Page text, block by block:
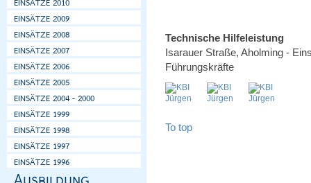
Technische Hilfeleistung
Isarauer Straße, Aholming -
Führungskräfte
To top